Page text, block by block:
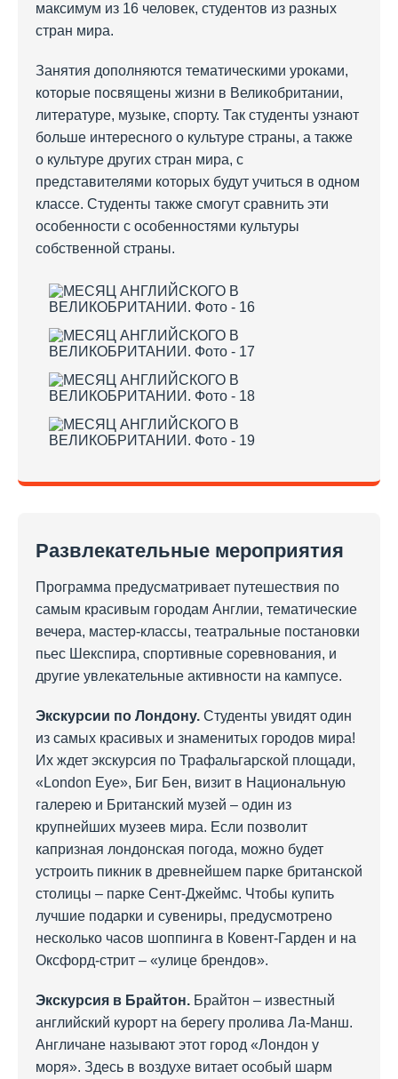
максимум из 16 человек, студентов из разных
стран мира.
Занятия дополняются тематическими уроками,
которые посвящены жизни в Великобритании,
литературе, музыке, спорту. Так студенты узнают
больше интересного о культуре страны, а также
о культуре других стран мира, с
представителями которых будут учиться в одном
классе. Студенты также смогут сравнить эти
особенности с особенностями культуры
собственной страны.
Развлекательные мероприятия
Программа предусматривает путешествия по
самым красивым городам Англии, тематические
вечера, мастер-классы, театральные постановки
пьес Шекспира, спортивные соревнования, и
другие увлекательные активности на кампусе.
Экскурсии по Лондону. Студенты увидят один
из самых красивых и знаменитых городов мира!
Их ждет экскурсия по Трафальгарской площади,
«London Eye», Биг Бен, визит в Национальную
галерею и Британский музей – один из
крупнейших музеев мира. Если позволит
капризная лондонская погода, можно будет
устроить пикник в древнейшем парке британской
столицы – парке Сент-Джеймс. Чтобы купить
лучшие подарки и сувениры, предусмотрено
несколько часов шоппинга в Ковент-Гарден и на
Оксфорд-стрит – «улице брендов».
Экскурсия в Брайтон. Брайтон – известный
английский курорт на берегу пролива Ла-Манш.
Англичане называют этот город «Лондон у
моря». Здесь в воздухе витает особый шарм